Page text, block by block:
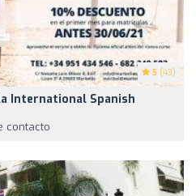
5 (43)
International Spanish
contacto